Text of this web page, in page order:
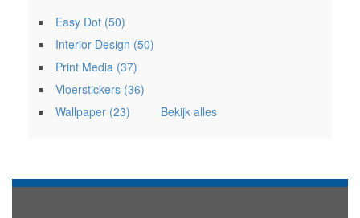
Easy Dot (50)
Interior Design (50)
Print Media (37)
Vloerstickers (36)
Wallpaper (23) Bekijk alles